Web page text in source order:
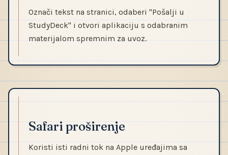
Označi tekst na stranici, odaberi "Pošalji u
StudyDeck" i otvori aplikaciju s odabranim
materijalom spremnim za uvoz.
Safari proširenje
Koristi isti radni tok na Apple uređajima sa